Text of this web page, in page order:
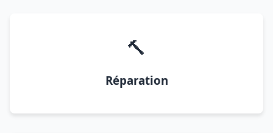
🔨
Réparation